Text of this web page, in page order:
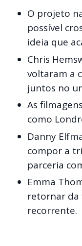
O projeto
possível
ideia que
Chris
voltaram a
juntos no
As
como
Danny
compor a
parceria
Emma
retornar da
recorrente.